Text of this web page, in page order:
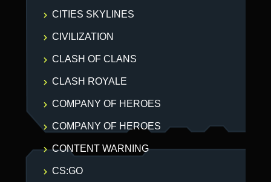
CITIES SKYLINES
CIVILIZATION
CLASH OF CLANS
CLASH ROYALE
COMPANY OF HEROES
COMPANY OF HEROES
CONTENT WARNING
CS:GO